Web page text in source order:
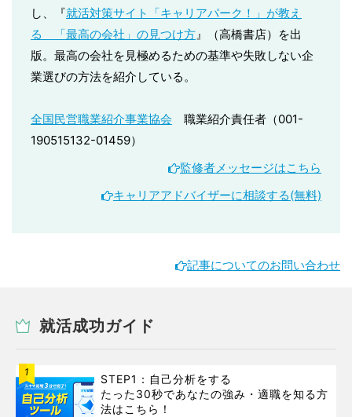
し、『就活対策サイト「キャリアパーク！」が教え
る 「最高の会社」の見つけ方 』（高橋書店）を出
版。最高の会社を見極めるための基準や失敗しない企
業選びの方法を紹介している。
全国民営職業紹介事業協会 職業紹介責任者（001-
190515132-01459）
監修者メッセージはこちら
キャリアアドバイザーに相談する(無料)
記事についてのお問い合わせ
就活成功ガイド
1
STEP1：自己分析をする
たった30秒であなたの強み・適職を知る方
法はこちら！